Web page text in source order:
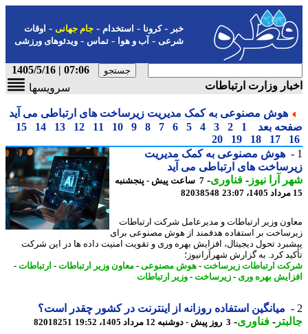
-کرونا-استخدام- جام جهانی-اوقات
شرعی-آب و هوا-تماس-ویدئوهای ورزشی
07:06 | 1405/5/16
وزارت ارتباطات
سرویسها
هوش مصنوعی به کمک مدیریت زیرساخت های ارتباطی می آید
بعد
1
2
3
4
5
6
7
8
9
10
11
12
13
14
15
17
18
19
20
هوش مصنوعی به کمک مدیریت
های ارتباطی می آید
آرا نیوز-فناوری-
7 ساعت پیش - پنجشنبه
82038548
وزیر ارتباطات و مدیرعامل شرکت ارتباطات
بر استفاده هدفمند از هوش مصنوعی برای
تحول دیجیتال، افزایش بهره وری و تقویت امنیت داده ها در این شرکت
کرد. به گزارش شهرآرانیوز؛
ارتباطات زیرساخت-هوش مصنوعی-معاون وزیر ارتباطات-ارتباطات-
بهره وری - زیرساخت-وزیر ارتباطات
میانگین استفاده روزانه از اینترنت در کشور چقدر است؟
-فناوری- 3 روز پیش - دوشنبه 12 مرداد 1405، 19:52 82018251